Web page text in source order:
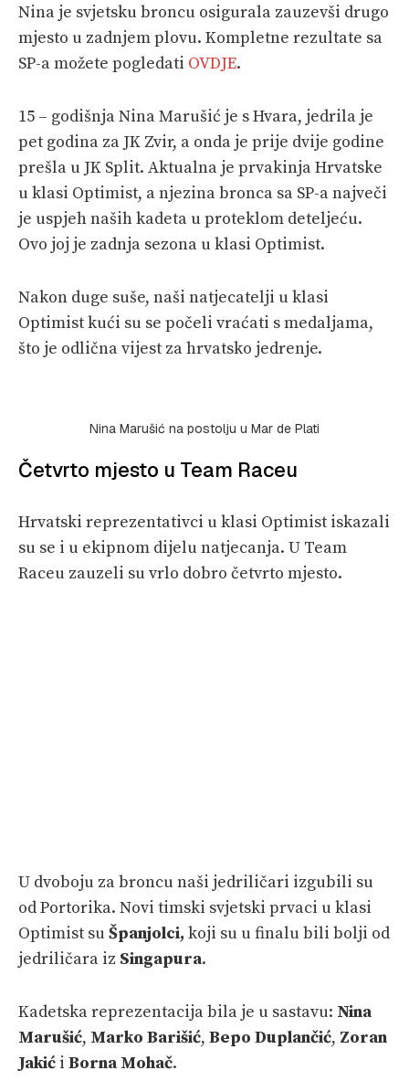
Nina je svjetsku broncu osigurala zauzevši drugo
mjesto u zadnjem plovu. Kompletne rezultate sa
SP-a možete pogledati OVDJE.
15 – godišnja Nina Marušić je s Hvara, jedrila je
pet godina za JK Zvir, a onda je prije dvije godine
prešla u JK Split. Aktualna je prvakinja Hrvatske
u klasi Optimist, a njezina bronca sa SP-a največi
je uspjeh naših kadeta u proteklom deteljeću.
Ovo joj je zadnja sezona u klasi Optimist.
Nakon duge suše, naši natjecatelji u klasi
Optimist kući su se počeli vraćati s medaljama,
što je odlična vijest za hrvatsko jedrenje.
Nina Marušić na postolju u Mar de Plati
Četvrto mjesto u Team Raceu
Hrvatski reprezentativci u klasi Optimist iskazali
su se i u ekipnom dijelu natjecanja. U Team
Raceu zauzeli su vrlo dobro četvrto mjesto.
U dvoboju za broncu naši jedriličari izgubili su
od Portorika. Novi timski svjetski prvaci u klasi
Optimist su Španjolci, koji su u finalu bili bolji od
jedriličara iz Singapura.
Kadetska reprezentacija bila je u sastavu: Nina
Marušić, Marko Barišić, Bepo Duplančić, Zoran
Jakić i Borna Mohač.